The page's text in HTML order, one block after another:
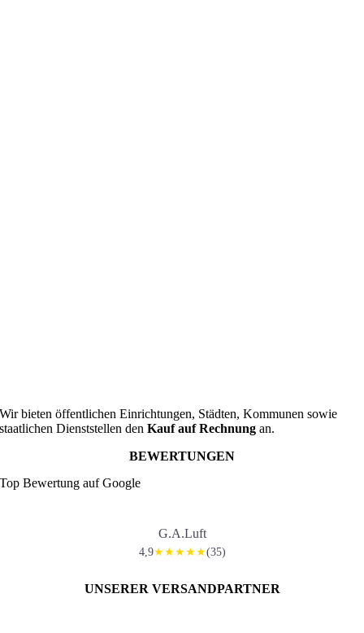
Wir bieten öffentlichen Einrichtungen, Städten, Kommunen sowie
staatlichen Dienststellen denKauf auf Rechnung an.
BEWERTUNGEN
Top Bewertung auf Google
G.A.Luft
4,9★★★★★(35)
UNSERER VERSANDPARTNER